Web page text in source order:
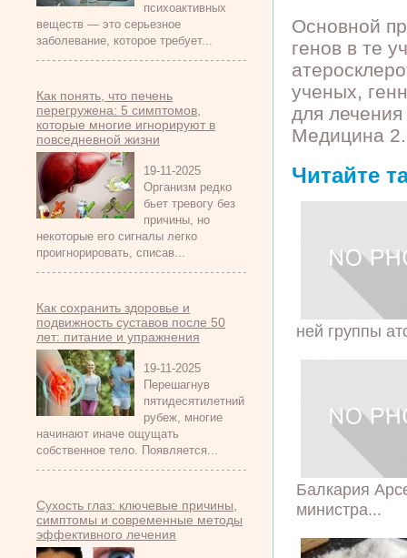
психоактивных
веществ — это серьезное
заболевание, которое требует...
Как понять, что печень
перегружена: 5 симптомов,
которые многие игнорируют в
повседневной жизни
19-11-2025
Организм редко
бьет тревогу без
причины, но
некоторые его сигналы легко
проигнорировать, списав...
Как сохранить здоровье и
подвижность суставов после 50
лет: питание и упражнения
19-11-2025
Перешагнув
пятидесятилетний
рубеж, многие
начинают иначе ощущать
собственное тело. Появляется...
Сухость глаз: ключевые причины,
симптомы и современные методы
эффективного лечения
Основной
генов в те
ученых,
для
Медицина
Читайте
ней группы
Балкария
министра...